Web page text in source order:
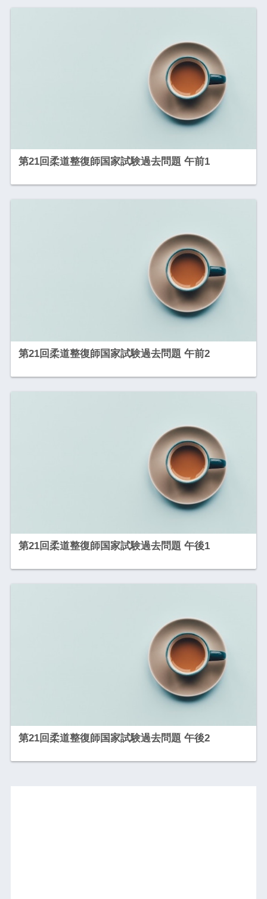
第21回柔道整復師国家試験過去問題 午前1
第21回柔道整復師国家試験過去問題 午前2
第21回柔道整復師国家試験過去問題 午後1
第21回柔道整復師国家試験過去問題 午後2